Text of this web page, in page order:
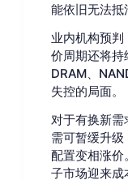
能依旧无法抵
业内机构预判
价周期还将持
DRAM、
失控的局面。
对于有换新需
需可暂缓升
配置变相涨价
子市场迎来成